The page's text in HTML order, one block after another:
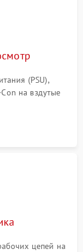
(PSU),
на вздутые
шлейфов.
цепей на